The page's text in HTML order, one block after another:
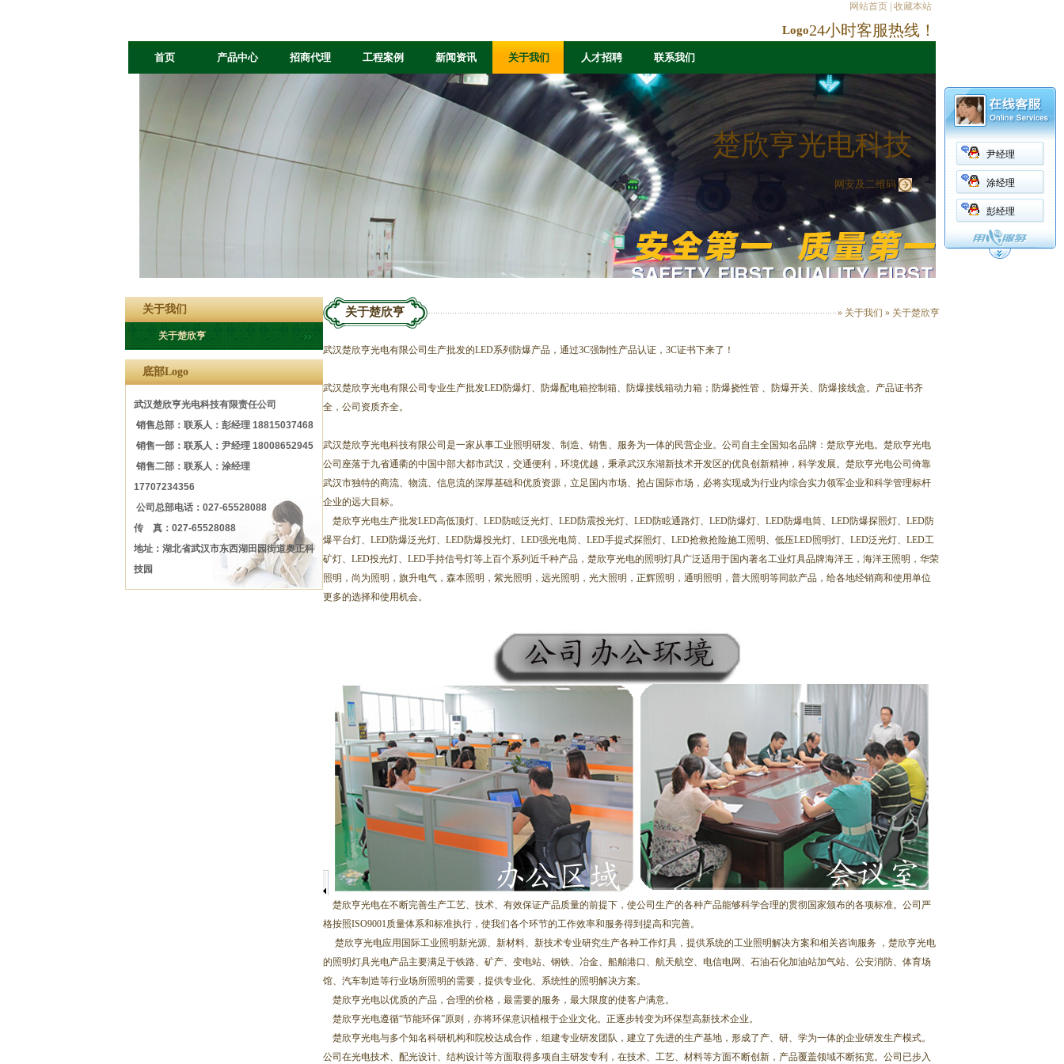
尹经理
涂经理
彭经理
网站首页 收藏本站
Logo24小时客服热线！
首页 产品中心 招商代理 工程案例 新闻资讯 关于我们 人才招聘 联系我们
楚欣亨光电科技
网安及二维码
网安及二维码
关于我们
关于楚欣亨
底部Logo
武汉楚欣亨光电科技有限责任公司
销售总部：联系人：彭经理 18815037468
销售一部：联系人：尹经理 18008652945
销售二部：联系人：涂经理
17707234356
公司总部电话：027-65528088
传 真：027-65528088
地址：湖北省武汉市东西湖田园街道奥正科
技园
» 关于我们 » 关于楚欣亨
关于楚欣亨
武汉楚欣亨光电有限公司生产批发的LED系列防爆产品，通过3C强制性产品认证，3C证书下来了！
武汉楚欣亨光电有限公司专业生产批发LED防爆灯、防爆配电箱控制箱、防爆接线箱动力箱；防爆挠性管 、防爆开关、防爆接线盒。产品证书齐
全，公司资质齐全。
武汉楚欣亨光电科技有限公司是一家从事工业照明研发、制造、销售、服务为一体的民营企业。公司自主全国知名品牌：楚欣亨光电。楚欣亨光电
公司座落于九省通衢的中国中部大都市武汉，交通便利，环境优越，秉承武汉东湖新技术开发区的优良创新精神，科学发展。楚欣亨光电公司倚靠
武汉市独特的商流、物流、信息流的深厚基础和优质资源，立足国内市场、抢占国际市场，必将实现成为行业内综合实力领军企业和科学管理标杆
企业的远大目标。
楚欣亨光电生产批发LED高低顶灯、LED防眩泛光灯、LED防震投光灯、LED防眩通路灯、LED防爆灯、LED防爆电筒、LED防爆探照灯、LED防
爆平台灯、LED防爆泛光灯、LED防爆投光灯、LED强光电筒、LED手提式探照灯、LED抢救抢险施工照明、低压LED照明灯、LED泛光灯、LED工
矿灯、LED投光灯、LED手持信号灯等上百个系列近千种产品，楚欣亨光电的照明灯具广泛适用于国内著名工业灯具品牌海洋王，海洋王照明，华荣
照明，尚为照明，旗升电气，森本照明，紫光照明，远光照明，光大照明，正辉照明，通明照明，普大照明等同款产品，给各地经销商和使用单位
更多的选择和使用机会。
楚欣亨光电在不断完善生产工艺、技术、有效保证产品质量的前提下，使公司生产的各种产品能够科学合理的贯彻国家颁布的各项标准。公司严
格按照ISO9001质量体系和标准执行，使我们各个环节的工作效率和服务得到提高和完善。
楚欣亨光电应用国际工业照明新光源、新材料、新技术专业研究生产各种工作灯具，提供系统的工业照明解决方案和相关咨询服务 ，楚欣亨光电
的照明灯具光电产品主要满足于铁路、矿产、变电站、钢铁、冶金、船舶港口、航天航空、电信电网、石油石化加油站加气站、公安消防、体育场
馆、汽车制造等行业场所照明的需要，提供专业化、系统性的照明解决方案。
楚欣亨光电以优质的产品，合理的价格，最需要的服务，最大限度的使客户满意。
楚欣亨光电遵循“节能环保”原则，亦将环保意识植根于企业文化。正逐步转变为环保型高新技术企业。
楚欣亨光电与多个知名科研机构和院校达成合作，组建专业研发团队，建立了先进的生产基地，形成了产、研、学为一体的企业研发生产模式。
公司在光电技术、配光设计、结构设计等方面取得多项自主研发专利，在技术、工艺、材料等方面不断创新，产品覆盖领域不断拓宽。公司已步入